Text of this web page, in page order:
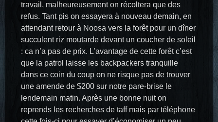
travail, malheureusement on récoltera que des
refus. Tant pis on essayera à nouveau demain, en
attendant retour à Noosa vers la forêt pour un dîner
succulent riz moutarde devant un coucher de soleil
: ca n’a pas de prix. L’avantage de cette forêt c’est
que la patrol laisse les backpackers tranquille
dans ce coin du coup on ne risque pas de trouver
une amende de $200 sur notre pare-brise le
lendemain matin. Après une bonne nuit on
reprends les recherches de taff mais par téléphone